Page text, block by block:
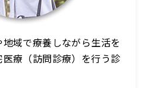
域で療養しながら生活を
療（訪問診療）を行う診